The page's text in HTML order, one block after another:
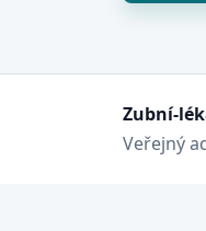
Zubní-
Veřejný